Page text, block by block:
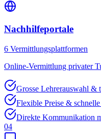
Nachhilfeportale
6 Vermittlungsplattformen
Online-Vermittlung privater
Grosse Lehrerauswahl &
Flexible Preise &
Direkte Kommunikation
04